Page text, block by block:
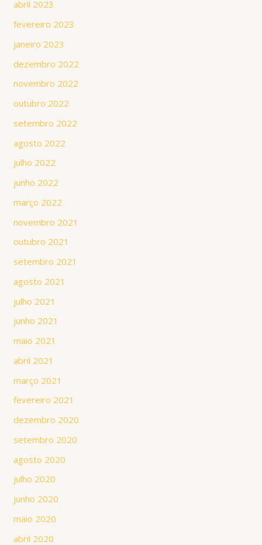
abril 2023
fevereiro 2023
janeiro 2023
dezembro 2022
novembro 2022
outubro 2022
setembro 2022
agosto 2022
julho 2022
junho 2022
março 2022
novembro 2021
outubro 2021
setembro 2021
agosto 2021
julho 2021
junho 2021
maio 2021
abril 2021
março 2021
fevereiro 2021
dezembro 2020
setembro 2020
agosto 2020
julho 2020
junho 2020
maio 2020
abril 2020